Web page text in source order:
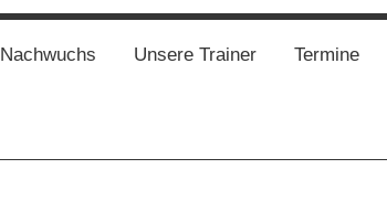
Nachwuchs Unsere Trainer Termine